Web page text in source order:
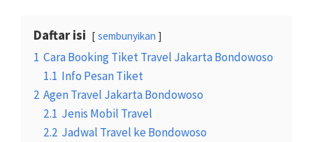
Daftar isi sembunyikan
1 Cara Booking Tiket Travel Jakarta Bondowoso
1.1 Info Pesan Tiket
2 Agen Travel Jakarta Bondowoso
2.1 Jenis Mobil Travel
2.2 Jadwal Travel ke Bondowoso